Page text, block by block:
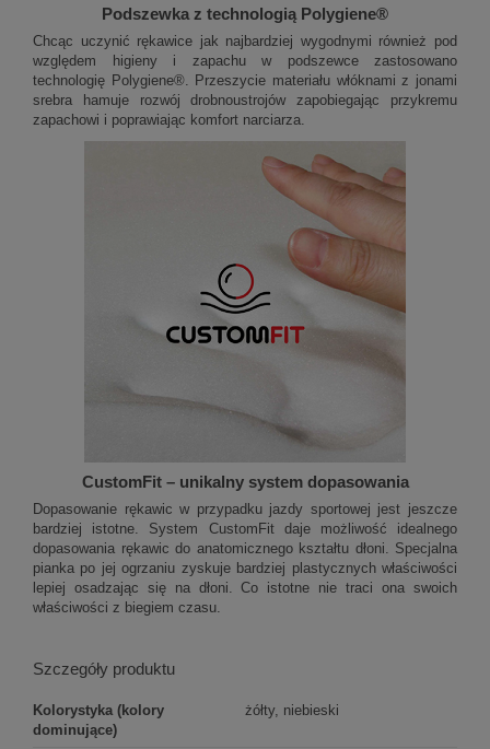
Podszewka z technologią Polygiene®
Chcąc uczynić rękawice jak najbardziej wygodnymi również pod
względem higieny i zapachu w podszewce zastosowano
technologię Polygiene®. Przeszycie materiału włóknami z jonami
srebra hamuje rozwój drobnoustrojów zapobiegając przykremu
zapachowi i poprawiając komfort narciarza.
CustomFit – unikalny system dopasowania
Dopasowanie rękawic w przypadku jazdy sportowej jest jeszcze
bardziej istotne. System CustomFit daje możliwość idealnego
dopasowania rękawic do anatomicznego kształtu dłoni. Specjalna
pianka po jej ogrzaniu zyskuje bardziej plastycznych właściwości
lepiej osadzając się na dłoni. Co istotne nie traci ona swoich
właściwości z biegiem czasu.
Szczegóły produktu
Kolorystyka (kolory
dominujące)
żółty, niebieski